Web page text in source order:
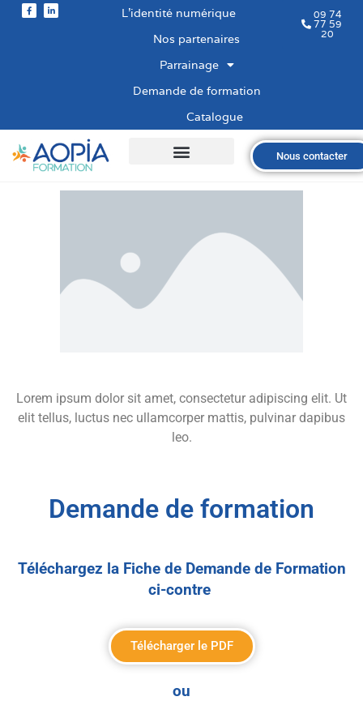
L’identité numérique
Nos partenaires
Parrainage
Demande de formation
Catalogue
09 74
77 59
20
Nous contacter
Lorem ipsum dolor sit amet, consectetur adipiscing elit. Ut
elit tellus, luctus nec ullamcorper mattis, pulvinar dapibus
leo.
Demande de formation
Téléchargez la Fiche de Demande de Formation
ci-contre
Télécharger le PDF
ou